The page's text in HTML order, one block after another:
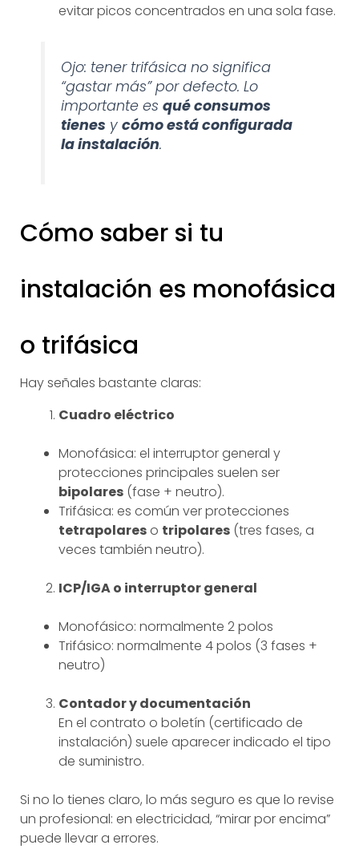
evitar picos concentrados en una sola fase.
Ojo: tener trifásica no significa
“gastar más” por defecto. Lo
importante esqué consumos
tienes ycómo está configurada
la instalación.
Cómo saber si tu
instalación es monofásica
o trifásica
Hay señales bastante claras:
Cuadro eléctrico
Monofásica: el interruptor general y
protecciones principales suelen ser
bipolares (fase + neutro).
Trifásica: es común ver protecciones
tetrapolareso tripolares (tres fases, a
veces también neutro).
ICP/IGA o interruptor general
Monofásico: normalmente 2 polos
Trifásico: normalmente 4 polos (3 fases +
neutro)
Contador y documentación
En el contrato o boletín (certificado de
instalación) suele aparecer indicado el tipo
de suministro.
Si no lo tienes claro, lo más seguro es que lo revise
un profesional: en electricidad, “mirar por encima”
puede llevar a errores.